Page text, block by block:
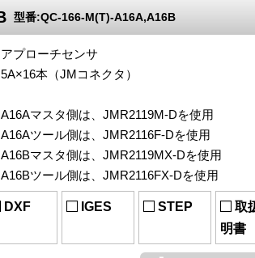
型番:QC-166-M(T)-A16A,A16B
アプローチセンサ
5A×16本（JMコネクタ）
A16Aマスタ側は、JMR2119M-Dを使用
A16Aツール側は、JMR2116F-Dを使用
A16Bマスタ側は、JMR2119MX-Dを使用
A16Bツール側は、JMR2116FX-Dを使用
DXF IGES STEP
取
明書